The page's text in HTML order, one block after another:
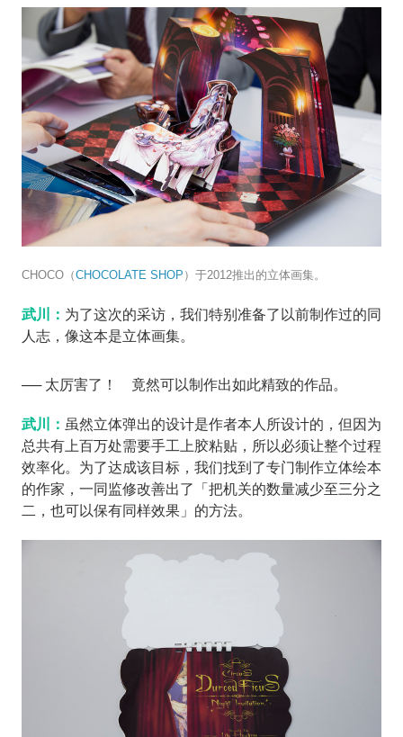
CHOCO（CHOCOLATE SHOP ）于2012推出的立体画集。
武川： 为了这次的采访，我们特别准备了以前制作过的同
人志，像这本是立体画集。
── 太厉害了！ 竟然可以制作出如此精致的作品。
武川： 虽然立体弹出的设计是作者本人所设计的，但因为
总共有上百万处需要手工上胶粘贴，所以必须让整个过程
效率化。为了达成该目标，我们找到了专门制作立体绘本
的作家，一同监修改善出了「把机关的数量减少至三分之
二，也可以保有同样效果」的方法。